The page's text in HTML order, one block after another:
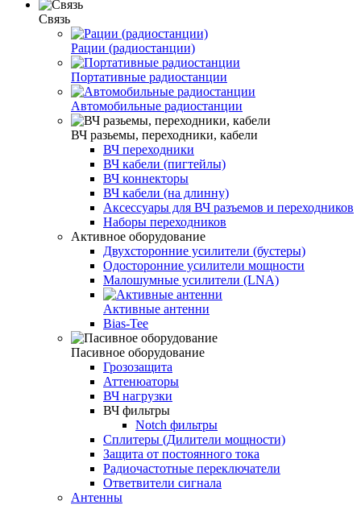
Связь
Рации (радиостанции)
Портативные радиостанции
Автомобильные радиостанции
ВЧ разьемы, переходники, кабели
ВЧ переходники
ВЧ кабели (пигтейлы)
ВЧ коннекторы
ВЧ кабели (на длинну)
Аксессуары для ВЧ разъемов и переходников
Наборы переходников
Активное оборудование
Двухсторонние усилители (бустеры)
Одосторонние усилители мощности
Малошумные усилители (LNA)
Активные антенни
Bias-Tee
Пасивное оборудование
Грозозащита
Аттенюаторы
ВЧ нагрузки
ВЧ фильтры
Notch фильтры
Сплитеры (Дилители мощности)
Защита от постоянного тока
Радиочастотные переключатели
Ответвители сигнала
Антенны